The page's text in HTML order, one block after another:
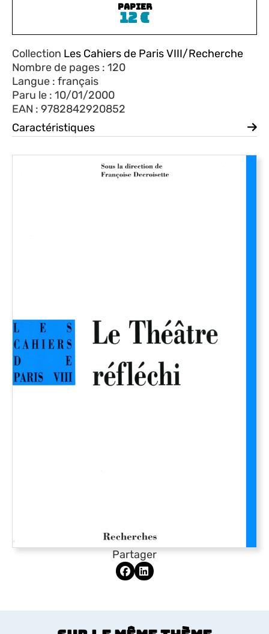
Partager
PAPIER
12€
Collection Les Cahiers de Paris VIII/Recherche
Nombre de pages : 120
Langue : français
Paru le : 10/01/2000
EAN : 9782842920852
Caractéristiques